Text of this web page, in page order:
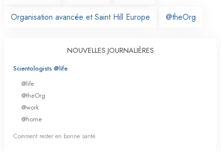
Organisation avancée et Saint Hill Europe @theOrg
NOUVELLES JOURNALIÈRES
Scientologists @life
@life
@theOrg
@work
@home
Comment rester en bonne santé